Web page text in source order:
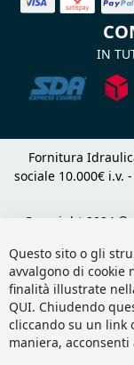
IN
Fornitura
sociale 10.000€ i.v. -
Copyright 2024 ©
Questo sito o gli
avvalgono di cookie
finalità illustrate
QUI. Chiudendo
cliccando su un link
maniera, acconsenti